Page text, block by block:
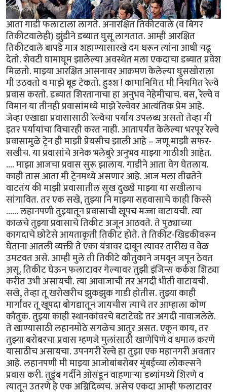
आता गाडी फलाटाला लागते. अनारक्षित तिकीटवाले (व बिगर
तिकीटवालेही) झुंडीने डब्यात घुसू लागतात. आम्ही आरक्षित
तिकीटवाले बापडे मात्र शहाण्यासारखे दम धरून त्यांना आधी चढू
देतो. शेवटी घामाघूम झालेल्या अवस्थेत मला एकदाचा डब्यात प्रवेश
मिळतो. माझ्या आरक्षित आसनावर आक्रमण केलेल्या घुसखोराला
मी उठवतो व माझे बूड टेकतो. हुश्श ! कामानिमित्त मी नियमित रेल्वे
प्रवास करतो. डब्यात शिरतानाचा हा अनुभव नेहेमीचाच. बस, रेल्वे व
विमान या तीनही प्रवासांमध्ये माझे रेल्वेवर आत्यंतिक प्रेम आहे.
जेव्हा एखाद्या प्रवासासाठी रेल्वेचा पर्याय उपलब्ध असतो तेव्हा मी
इतर पर्यायांचा विचारही करत नाही. आतापर्यंत केलेल्या भरपूर रेल्वे
प्रवासामुळे ट्रेन ही माझी प्रेयसीच झाली आहे – जणू माझी सफर-
सखीच. या प्रवासांचे अनेक भलेबुरे अनुभव माझ्या गाठीशी आहेत.
.... माझा आजचा प्रवास सुरू झालाय. गाडीने आता वेग घेतलाय.
काही तास आता मी ट्रेनमध्ये असणार आहे. आज मला तीव्रतेने
वाटतंय की माझी प्रवासातील सुख दुख्खे माझ्या या सखीलाच
सांगावित. तर एक सखे, तुझ्या नि माझ्या सहवासाचे काही किस्से
...... लहानपणी तुझ्यातून प्रवासाची खूपच मज्जा वाटायची. त्या
काळचे तुझ्या प्रवासाचे तिकीट अजून आठवते. ते पुठ्याच्या
कागदाचे छोटेसे आयताकृती तिकीट होते. ते तिकीट-खिडकीवरून
घेताना आतली व्यक्ती ते एका यंत्रावर दाबून त्यावर तारीख व वेळ
उमटवत असे. आम्ही मुले ती तिकीटे कौतुकाने जमवून जपून ठेवत
असू. तिकीट घेऊन फलाटावर गेल्यावर तुझी इंजिन्स कर्कश शिट्या
करीत उभी असायची. त्या आवाजाची तर अगदी भीती वाटायची.
सखे, तेव्हा तू खरोखरीच झुकझुक गाडी होतीस. तुझ्या काही
मार्गांवर तू खूपदा बोगद्यातून जायचीस त्याचे तर आम्हाला कोण
कौतुक. तुझ्या काही स्थानकांवरचे बटाटेवडे तर अगदी नावाजलेले.
ते खाण्यासाठी लहानमोठे सगळेच आतुर असत. एकून काय, तर
तुझ्या बरोबरचा प्रवास म्हणजे मुलांसाठी खाणेपिणे व धमाल करणे
यासाठीच असायचा. उपनगरी रेल्वे हा तुझा एक महानगरी अवतार
आहे. लहानपणी मी माझ्या आजोबांबरोबर मुंबईच्या लोकल्सने
प्रवास करी. तुडुंब गर्दीने ओसंडून वाहणाऱ्या डब्यांमध्ये शिरणे व
त्यातून उतरणे हे एक अग्निदिव्यच. असेच एकदा आम्ही फलाटावर